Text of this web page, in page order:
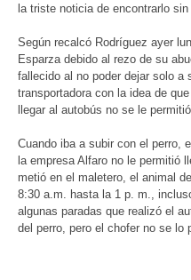
la triste noticia de encontrarlo sin
Según recalcó Rodríguez ayer
Esparza debido al rezo de su
fallecido al no poder dejar solo a
transportadora con la idea de
llegar al autobús no se le
Cuando iba a subir con el perro,
la empresa Alfaro no le permitió
metió en el maletero, el animal
8:30 a.m. hasta la 1 p. m.,
algunas paradas que realizó el
del perro, pero el chofer no se lo